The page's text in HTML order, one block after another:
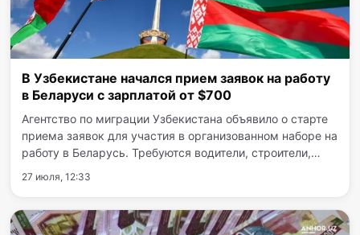
В Узбекистане начался прием заявок на работу
в Беларуси с зарплатой от $700
Агентство по миграции Узбекистана объявило о старте
приема заявок для участия в организованном наборе на
работу в Беларусь. Требуются водители, строители,
жилье и перелет предоставляет работодатель.
27 июля, 12:33